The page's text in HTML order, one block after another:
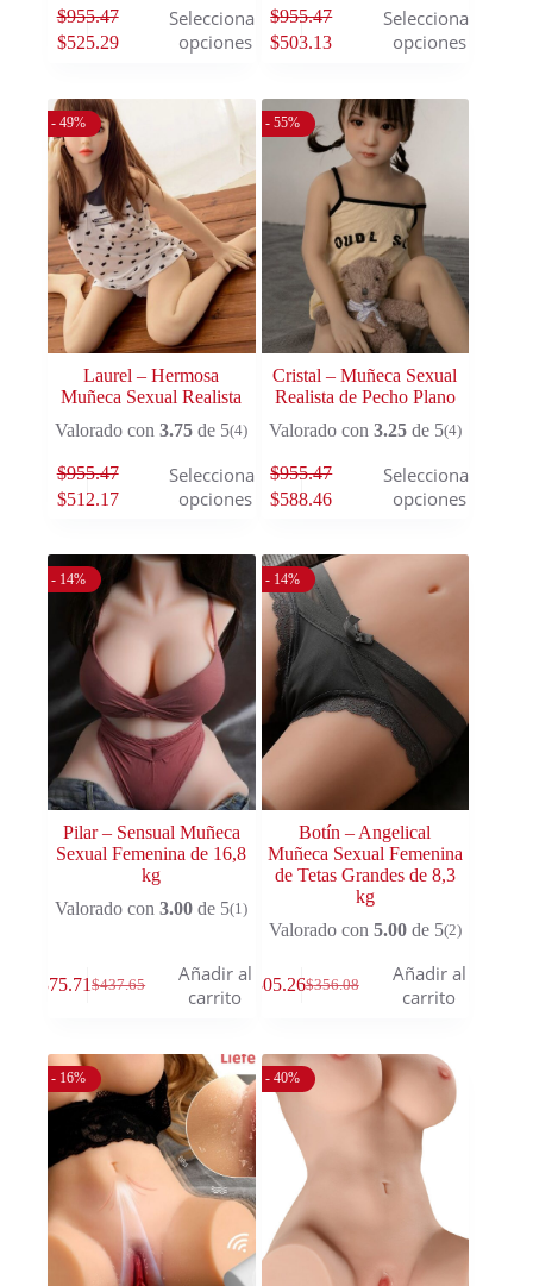
$955.47
$525.29
Seleccionar
opciones
$955.47
$503.13
Seleccionar
opciones
- 49%
Laurel – Hermosa
Muñeca Sexual Realista
Valorado con3.75 de 5(4)
$955.47
$512.17
Seleccionar
opciones
- 55%
Cristal – Muñeca Sexual
Realista de Pecho Plano
Valorado con 3.25de 5(4)
$955.47
$588.46
Seleccionar
opciones
- 14%
Pilar – Sensual Muñeca
Sexual Femenina de 16,8
kg
Valorado con3.00 de 5(1)
$437.65
375.71
Añadir al
carrito
- 14%
Botín – Angelical
Muñeca Sexual Femenina
de Tetas Grandes de 8,3
kg
Valorado con 5.00de 5(2)
$356.08
$ 305.26
Añadir al
carrito
- 16% - 40%